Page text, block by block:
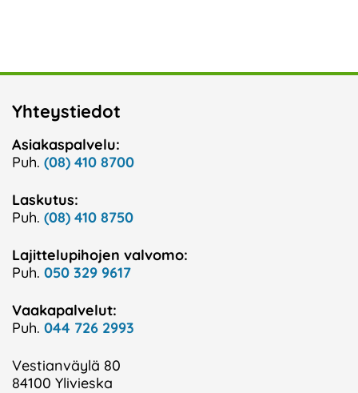
Yhteystiedot
Asiakaspalvelu:
Puh. (08) 410 8700
Laskutus:
Puh. (08) 410 8750
Lajittelupihojen valvomo:
Puh. 050 329 9617
Vaakapalvelut:
Puh. 044 726 2993
Vestianväylä 80
84100 Ylivieska